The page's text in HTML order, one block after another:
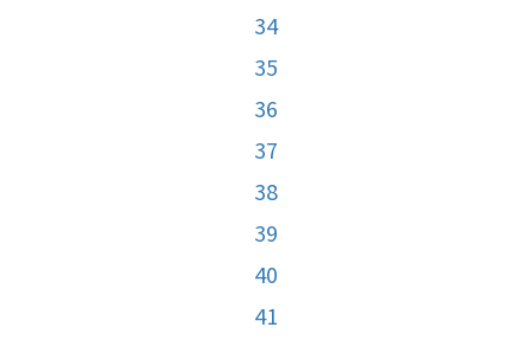
34
35
36
37
38
39
40
41